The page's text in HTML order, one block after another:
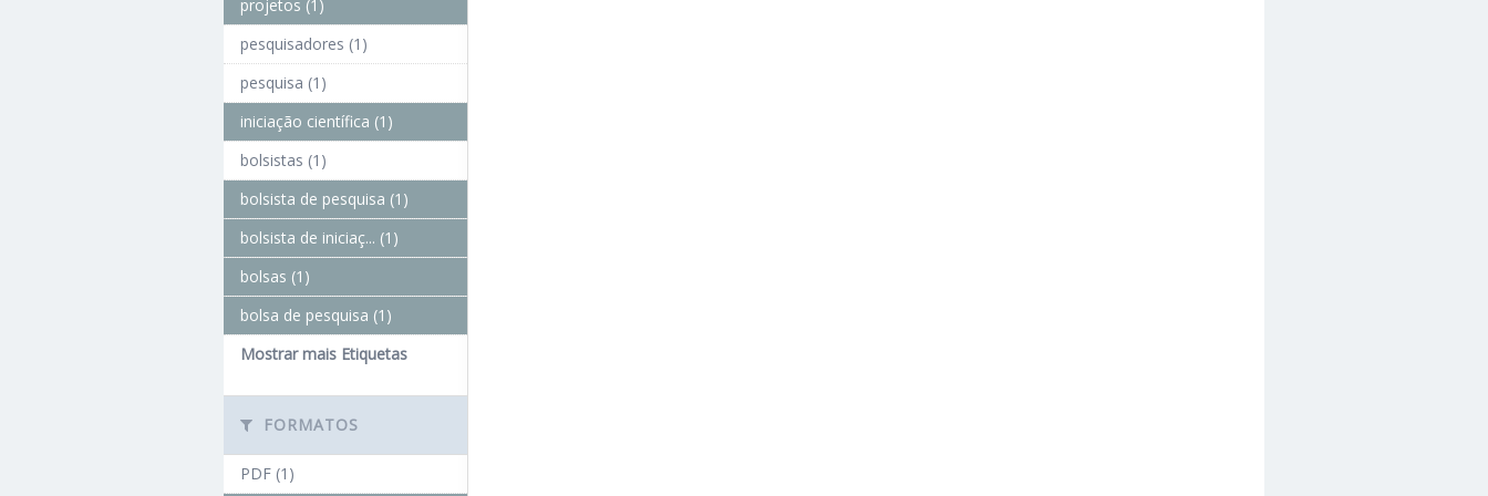
Pesquisa (1)
ETIQUETAS
projetos de pesquisa (1)
projetos (1)
pesquisadores (1)
pesquisa (1)
iniciação científica (1)
bolsas (1)